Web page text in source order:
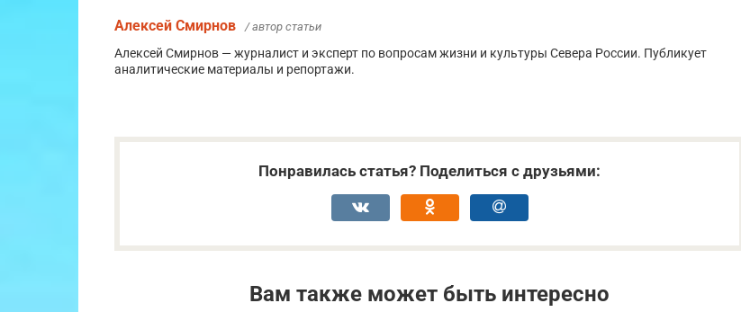
Алексей Смирнов / автор статьи
Алексей Смирнов — журналист и эксперт по вопросам жизни и культуры Севера России. Публикует
аналитические материалы и репортажи.
Понравилась статья? Поделиться с друзьями:
Вам также может быть интересно